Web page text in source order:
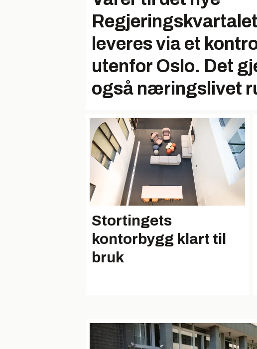
leveres via et
utenfor Oslo. Det
også næringslivet
Stortingets
kontorbygg klart til
bruk